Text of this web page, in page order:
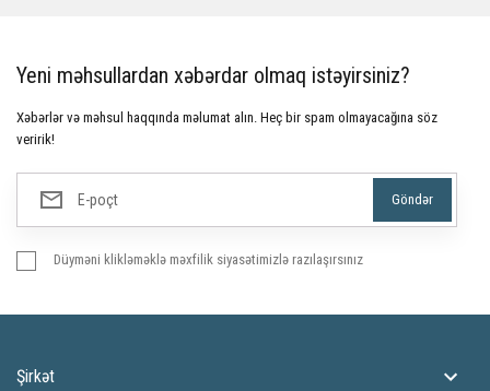
Yeni məhsullardan xəbərdar olmaq istəyirsiniz?
Xəbərlər və məhsul haqqında məlumat alın. Heç bir spam olmayacağına söz
veririk!
Düyməni klikləməklə məxfilik siyasətimizlə razılaşırsınız
Şirkət